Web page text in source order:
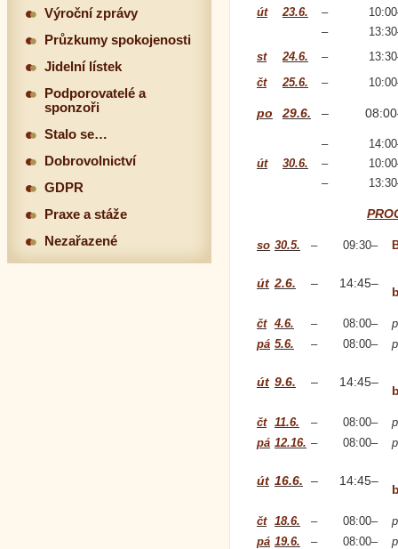
út
23.6. – 10:00
–
13:30
st
24.6. – 13:30
čt
25.6. – 10:00
po 29.6. – 08:00
– 14:00
út
30.6. – 10:00
–
13:30
so 30.5. – 09:30–
út 2.6. – 14:45–
čt 4.6. – 08:00–
pá 5.6. – 08:00–
út 9.6. – 14:45–
čt 11.6. – 08:00–
pá 12.16. – 08:00–
út 16.6. – 14:45–
čt 18.6. – 08:00–
pá 19.6. – 08:00–
Výroční zprávy
Průzkumy spokojenosti
Jidelní lístek
Podporovatelé a
sponzoři
Stalo se…
Dobrovolnictví
GDPR
Praxe a stáže
Nezařazené